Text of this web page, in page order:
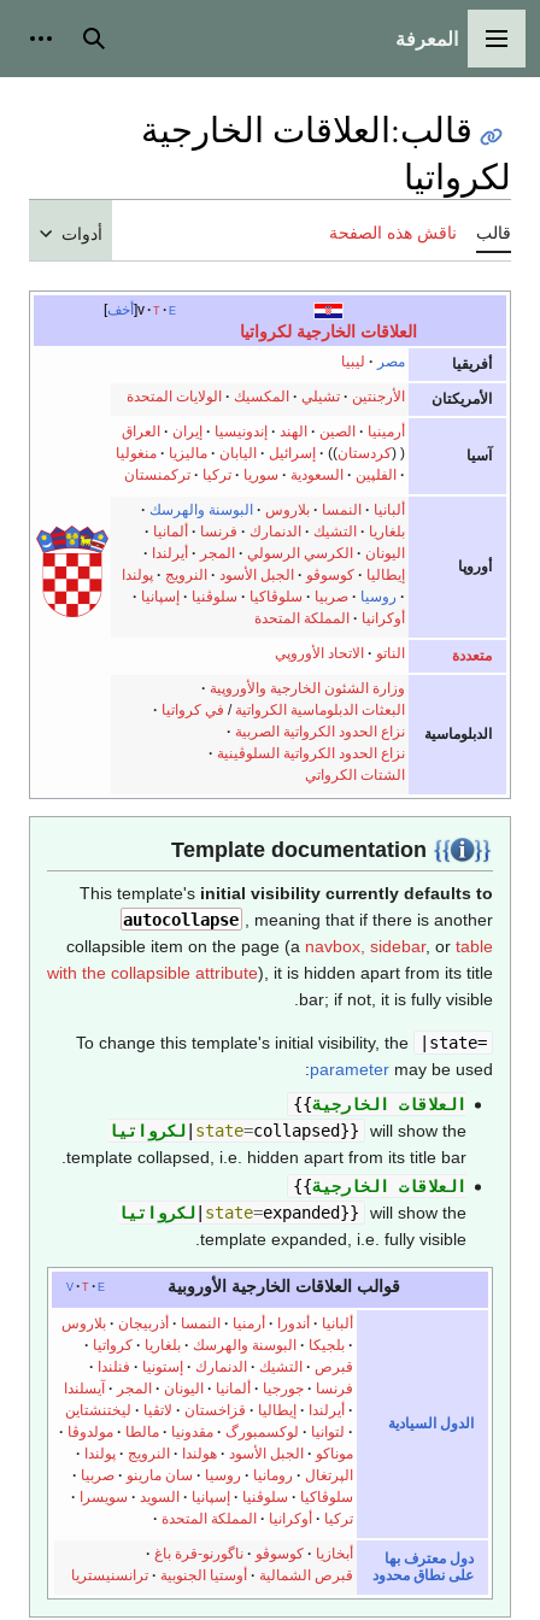
القائمة الرئيسية
المعرفة بحث
قالب:العلاقات الخارجية
لكرواتيا
قالب ناقش هذه الصفحة أدوات
أخف v t e
العلاقات الخارجية لكرواتيا
أفريقيا مصر ليبيا
الأمريكتان الأرجنتين تشيلي المكسيك الولايات المتحدة
آسيا
أرمينيا الصين الهند إندونيسيا إيران
العراق
كردستان
إسرائيل اليابان ماليزيا
منغوليا
الفلپين
السعودية سوريا تركيا تركمنستان
أوروپا
ألبانيا النمسا بلاروس
البوسنة والهرسك
بلغاريا
التشيك الدنمارك فرنسا
ألمانيا
اليونان
الكرسي الرسولي المجر
أيرلندا
إيطاليا
كوسوڤو الجبل الأسود النرويج
پولندا
روسيا
صربيا سلوڤاكيا سلوڤنيا
إسپانيا
أوكرانيا
المملكة المتحدة
متعددة الناتو الاتحاد الأوروپي
الدبلوماسية
وزارة الشئون الخارجية والأوروپية
البعثات الدبلوماسية الكرواتية / في كرواتيا
نزاع الحدود الكرواتية الصربية
نزاع الحدود الكرواتية السلوڤينية
الشتات الكرواتي
This template's initial visibility currently defaults to
autocollapse , meaning that if there is another
collapsible item on the page (a navbox, sidebar, or table
with the collapsible attribute), it is hidden apart from its title
bar; if not, it is fully visible.
To change this template's initial visibility, the
|state=
parameter may be used:
{{العلاقات الخارجية
لكرواتيا| state=collapsed}}
will show the
template collapsed, i.e. hidden apart from its title bar.
{{العلاقات الخارجية
لكرواتيا| state=expanded}}
will show the
template expanded, i.e. fully visible.
v t e قوالب العلاقات الخارجية الأوروبية
الدول السيادية
ألبانيا أندورا أرمنيا النمسا أذربيجان
بلاروس
بلجيكا
البوسنة والهرسك بلغاريا
كرواتيا
قبرص
التشيك الدنمارك إستونيا
فنلندا
فرنسا
جورجيا ألمانيا اليونان المجر
آيسلندا
أيرلندا
إيطاليا قزاخستان لاتڤيا
ليختنشتاين
لتوانيا
لوكسمبورگ مقدونيا مالطا
مولدوڤا
موناكو
الجبل الأسود هولندا النرويج
پولندا
الپرتغال
رومانيا روسيا سان مارينو
صربيا
سلوڤاكيا
سلوڤنيا إسپانيا السويد
سويسرا
تركيا
أوكرانيا المملكة المتحدة
دول معترف بها
على نطاق محدود
أبخازيا كوسوڤو
ناگورنو-قرة باغ
قبرص الشمالية
أوستيا الجنوبية ترانسنيستريا